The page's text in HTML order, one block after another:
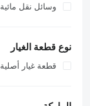
وسائل نقل مائية
نوع قطعة الغيار
قطعة غيار أصلية